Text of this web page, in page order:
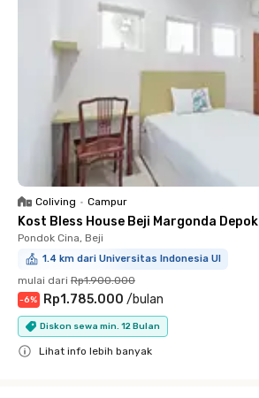
Coliving • Campur
Kost Bless House Beji Margonda Depok
Pondok Cina, Beji
1.4 km dari Universitas Indonesia UI
mulai dari Rp1.900.000
-6% Rp1.785.000 /bulan
Diskon sewa min. 12 Bulan
Lihat info lebih banyak